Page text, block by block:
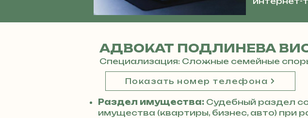
АДВОКАТ ПОДЛИНЕВА
Специализация: Сложные семейные
Показать номер телефона
Раздел имущества: Судебный раздел
имущества (квартиры, бизнес, авто) при